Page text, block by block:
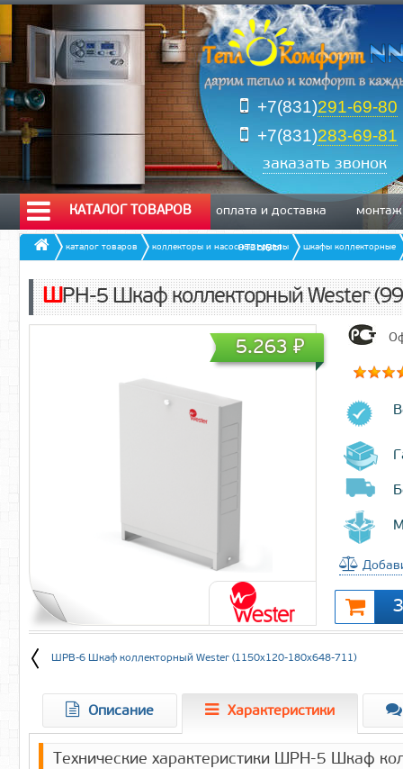
+7(831)291-69-80
+7(831)283-69-81
заказать звонок
КАТАЛОГ ТОВАРОВ оплата и доставка монтаж
отзывы
каталог товаров коллекторы и насосные группы шкафы коллекторные
ШРН-5 Шкаф коллекторный Wester
5.263₽
ШРВ-6 Шкаф коллекторный Wester (1150х120-180х648-711)
Описание Характеристики
Технические характеристики ШРН-5 Шкаф